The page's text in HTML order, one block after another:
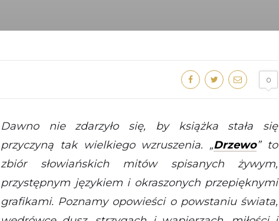
0
Dawno nie zdarzyło się, by książka stała się
przyczyną tak wielkiego wzruszenia. „Drzewo” to
zbiór słowiańskich mitów spisanych żywym,
przystępnym językiem i okraszonych przepięknymi
grafikami. Poznamy opowieści o powstaniu świata,